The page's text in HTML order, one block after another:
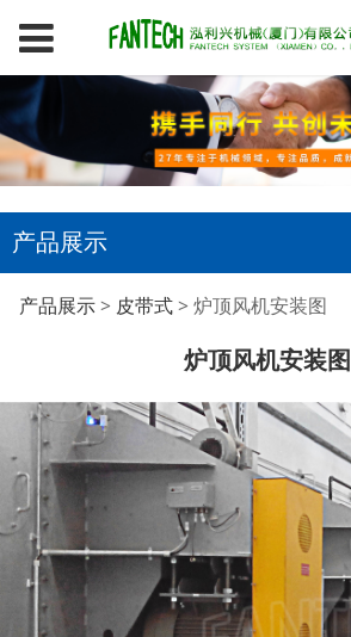
产品展示
炉顶风机安装图
产品展示> 皮带式> 炉顶风机安装图
炉顶风机安装图